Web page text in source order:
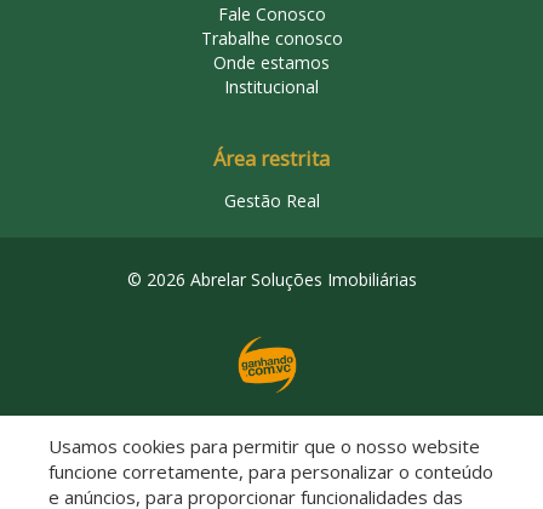
Fale Conosco
Trabalhe conosco
Onde estamos
Institucional
Área restrita
Gestão Real
© 2026 Abrelar Soluções Imobiliárias
Descomplicado por:
Usamos cookies para permitir que o nosso website
funcione corretamente, para personalizar o conteúdo
e anúncios, para proporcionar funcionalidades das